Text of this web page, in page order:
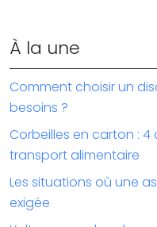
À la une
Comment choisir un
besoins ?
Corbeilles en carton : 4
transport alimentaire
Les situations où une
exigée